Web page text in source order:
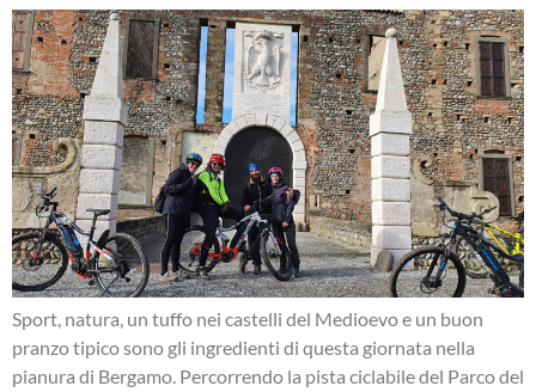
Sport, natura, un tuffo nei castelli del Medioevo e un buon
pranzo tipico sono gli ingredienti di questa giornata nella
pianura di Bergamo. Percorrendo la pista ciclabile del Parco del